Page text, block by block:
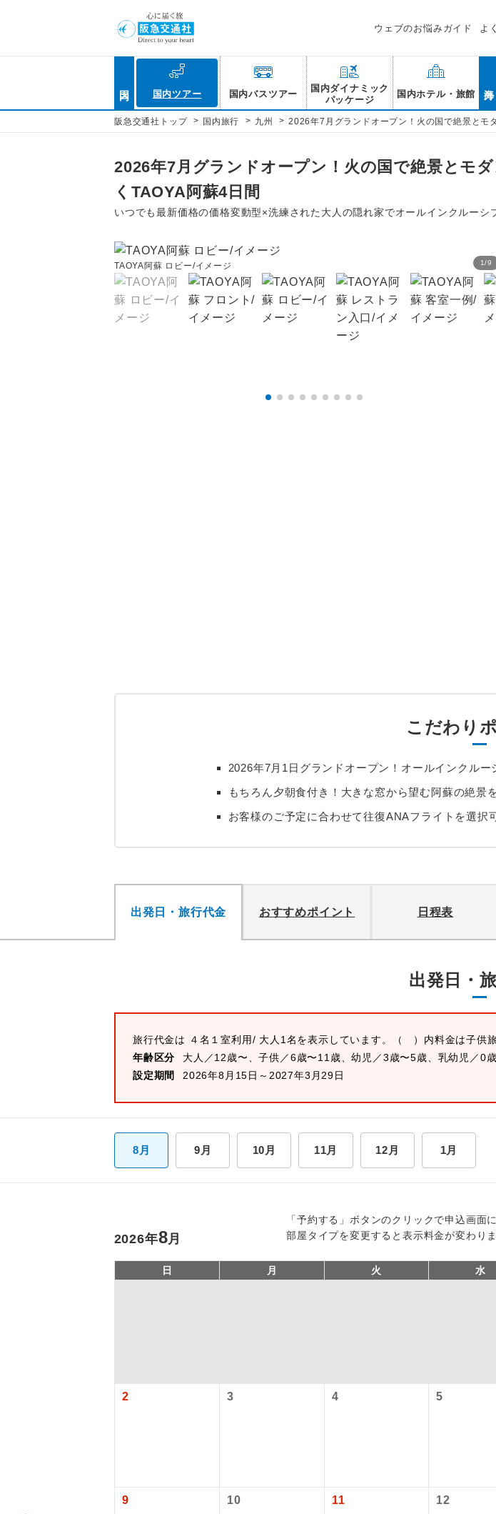
ウェブのお悩みガイド よ
国内ツアー 国内バスツアー
国内ダイナミック
パッケージ
国内ホテル・旅館
阪急交通社トップ > 国内旅行 > 九州 > 2026年7月グランドオープン！火の国で絶景とモ
2026年7月グランドオープン！火の国で絶景とモ
くTAOYA阿蘇4日間
いつでも最新価格の価格変動型×洗練された大人の隠れ家でオールインクルーシ
1/9
TAOYA阿蘇 ロビー/イメージ
こだわり
2026年7月1日グランドオープン！オールインクルー
もちろん夕朝食付き！大きな窓から望む阿蘇の絶景
お客様のご予定に合わせて往復ANAフライトを選択
出発日・旅行代金 おすすめポイント 日程表
出発日・
旅行代金は ４名１室利用/ 大人1名を表示しています。
（ ）内料金は子供
年齢区分
大人／12歳〜、子供／6歳〜11歳、幼児／3歳〜5歳、乳幼児／0
設定期間
2026年8月15日～2027年3月29日
8月 9月 10月 11月 12月 1月
「予約する」ボタンのクリックで申込画面
部屋タイプを変更すると表示料金が変わりま
2026年8月
日 月 火 水
2 3 4 5
9 10 11 12
添乗員同行
往路出発空港（駅